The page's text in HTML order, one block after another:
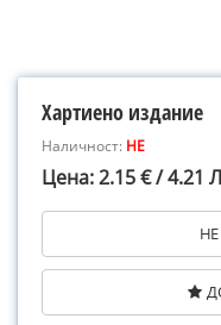
Хартиено издание
Наличност: НЕ
Цена: 2.15 € / 4.21